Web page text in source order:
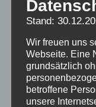
Stand:
Wir freuen uns
Webseite. Eine
grundsätzlich
betroffene
unsere